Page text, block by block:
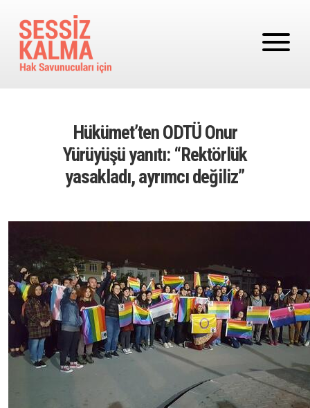
Hükümet’ten ODTÜ Onur
Yürüyüşü yanıtı: “Rektörlük
yasakladı, ayrımcı değiliz”